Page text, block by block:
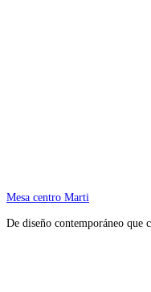
Mesa centro Marti
De diseño contemporáneo